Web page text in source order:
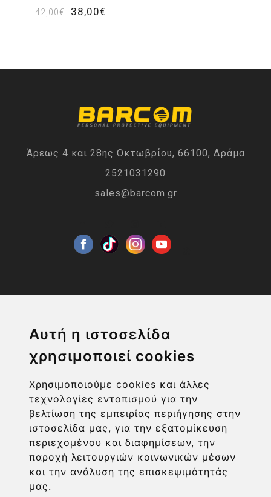
Αυτή η ιστοσελίδα
χρησιμοποιεί cookies
Χρησιμοποιούμε cookies και άλλες
τεχνολογίες εντοπισμού για την
βελτίωση της εμπειρίας περιήγησης στην
ιστοσελίδα μας, για την εξατομίκευση
περιεχομένου και διαφημίσεων, την
παροχή λειτουργιών κοινωνικών μέσων
και την ανάλυση της επισκεψιμότητάς
μας.
42,00€
38,00€
Άρεως 4 και 28ης Οκτωβρίου, 66100, Δράμα
2521031290
sales@barcom.gr
ΧΡΗΣΙΜΑ LINKS
ΠΛΗΡΟΦΟΡΙΕΣ ΧΡΗΣΤΗ